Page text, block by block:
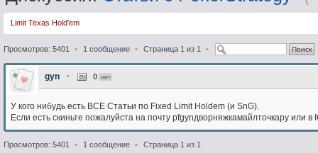
Limit Texas Hold'em
Просмотров: 5401 • 1 сообщение • Страница 1 из 1 •
gyn • 0 нет
У кого нибудь есть ВСЕ Статьи по Fixed Limit Holdem (и SnG).
Если есть скиньте пожалуйста на почту pfgynдворняжкамайлточкару или
Просмотров: 5401 • 1 сообщение • Страница 1 из 1